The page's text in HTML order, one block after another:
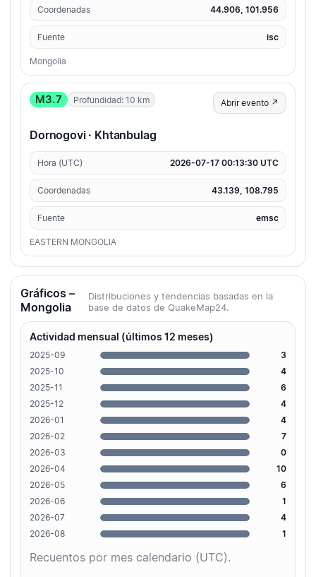
Coordenadas 44.906, 101.956
Fuente isc
Mongolia
M3.7 Profundidad: 10 km Abrir evento ↗
Dornogovi · Khtanbulag
Hora (UTC) 2026-07-17 00:13:30 UTC
Coordenadas 43.139, 108.795
Fuente emsc
EASTERN MONGOLIA
Gráficos –
Mongolia
Distribuciones y tendencias basadas en la
base de datos de QuakeMap24.
Actividad mensual (últimos 12 meses)
2025-09
3
2025-10
4
2025-11
6
2025-12
4
2026-01
4
2026-02
7
2026-03
0
2026-04
10
2026-05
6
2026-06
1
2026-07
4
2026-08
1
Recuentos por mes calendario (UTC).